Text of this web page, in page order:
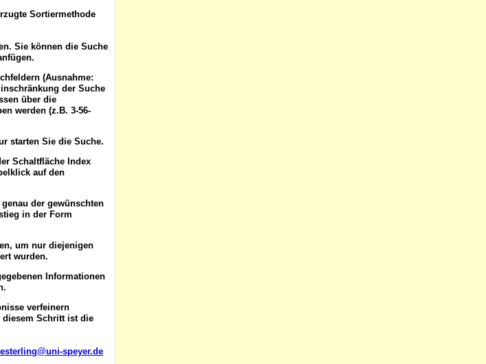
Sortiermethode
Sie können die Suche
(Ausnahme:
der Suche
über die
werden (z.B. 3-56-
starten Sie die Suche.
Schaltfläche Index
auf den
der gewünschten
in der Form
um nur diejenigen
wurden.
Informationen
verfeinern
diesem Schritt ist die
speyer.de